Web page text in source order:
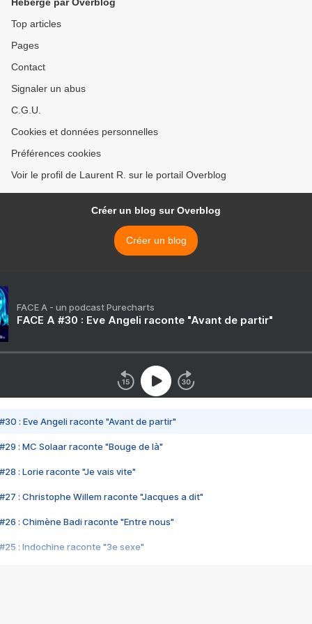
Top articles
Pages
Contact
Signaler un abus
C.G.U.
Cookies et données personnelles
Préférences cookies
Voir le profil de Laurent R. sur le portail Overblog
Créer un blog sur Overblog
Créer un blog
FACE A - un podcast Purecharts
FACE A #30 : Eve Angeli raconte "Avant de partir"
#30 : Eve Angeli raconte "Avant de partir"
#29 : MC Solaar raconte "Bouge de là"
#28 : Lorie raconte "Je vais vite"
#27 : Christophe Willem raconte "Jacques a dit"
#26 : Chimène Badi raconte "Entre nous"
#25 : Indochine raconte "3e sexe"